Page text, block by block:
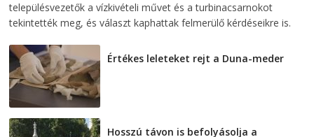
településvezetők a vízkivételi művet és a turbinacsarnokot
tekintették meg, és választ kaphattak felmerülő kérdéseikre is.
Értékes leleteket rejt a Duna-meder
Hosszú távon is befolyásolja a